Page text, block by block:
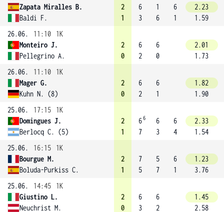
Zapata Miralles B.
Baldi F.
2
1
6
3
1
6
6
1
2.23
1.59
26.06.
11:10
1K
Monteiro J.
Pellegrino A.
2
0
6
2
6
0
2.01
1.73
26.06.
11:10
1K
Mager G.
Kuhn N. (8)
2
0
6
2
6
1
1.82
1.90
25.06.
17:15
1K
Domingues J.
Berlocq C. (5)
2
1
66
7
6
3
6
4
2.33
1.54
25.06.
16:15
1K
Bourgue M.
Boluda-Purkiss C.
2
1
7
5
5
7
6
1
1.23
3.76
25.06.
14:45
1K
Giustino L.
Neuchrist M.
2
0
6
3
6
2
1.45
2.58